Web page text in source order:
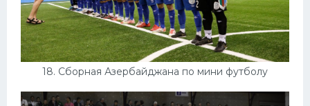
18. Сборная Азербайджана по мини футболу